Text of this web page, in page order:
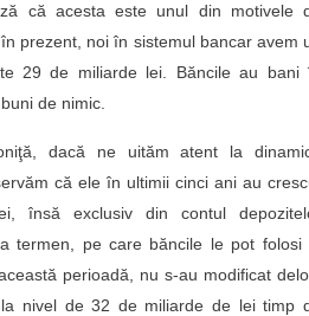
că acesta este unul din motivele
prezent, noi în sistemul bancar avem
29 de miliarde lei. Băncile au bani
de nimic.
dacă ne uităm atent la
că ele în ultimii cinci ani au
însă exclusiv din contul
termen, pe care băncile le pot folosi
perioadă, nu s-au modificat
la nivel de 32 de miliarde de lei timp